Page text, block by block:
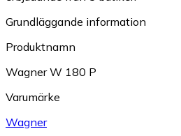
Grundläggande information
Produktnamn
Wagner W 180 P
Varumärke
Wagner